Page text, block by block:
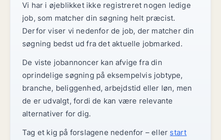
Vi har i øjeblikket ikke registreret nogen ledige
job, som matcher din søgning helt præcist.
Derfor viser vi nedenfor de job, der matcher din
søgning bedst ud fra det aktuelle jobmarked.
De viste jobannoncer kan afvige fra din
oprindelige søgning på eksempelvis jobtype,
branche, beliggenhed, arbejdstid eller løn, men
de er udvalgt, fordi de kan være relevante
alternativer for dig.
Tag et kig på forslagene nedenfor – eller start